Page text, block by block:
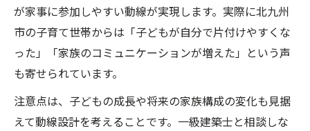
が家事に参加しやすい動線が実現します。実際に北九州
市の子育て世帯からは「子どもが自分で片付けやすくな
った」「家族のコミュニケーションが増えた」という声
も寄せられています。
注意点は、子どもの成長や将来の家族構成の変化も見据
えて動線設計を考えることです。一級建築士と相談しな